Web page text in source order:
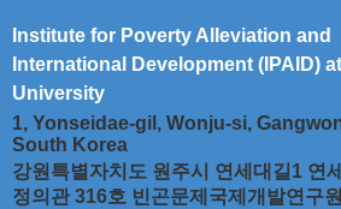
Institute for Poverty Alleviation and
International Development (IPAID)
University
1, Yonseidae-gil, Wonju-si,
South Korea
강원특별자치도 원주시 연세대길1 연
정의관 316호 빈곤문제국제개발연구원